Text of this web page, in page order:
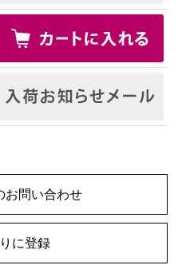
お問い合わせ
に登録